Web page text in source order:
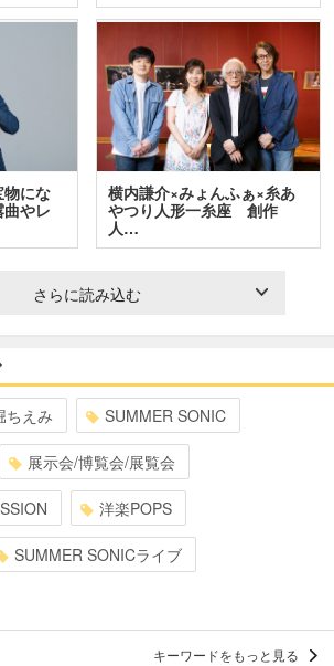
にな
やレ
横内謙介×みょんふぁ×糸あ
やつり人形一糸座 創作
人…
さらに読み込む
ちえみ SUMMER SONIC
展示会/博覧会/展覧会
洋楽POPS
SUMMER SONICライブ
キーワードをもっと見る